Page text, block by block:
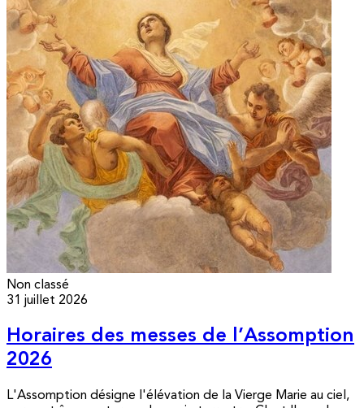
Non classé
31 juillet 2026
Horaires des messes de l’Assomption
2026
L'Assomption désigne l'élévation de la Vierge Marie au ciel,